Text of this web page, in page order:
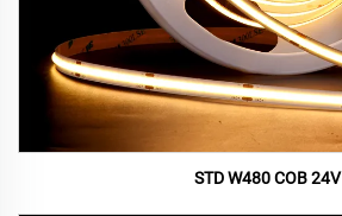
STD W480 COB 24V